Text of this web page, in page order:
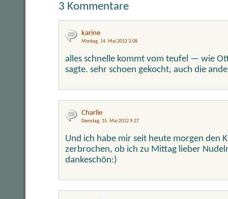
3 Kommentare
karine
Montag, 14. Mai 2012 3:08
alles schnelle kommt vom teufel — wie
sagte. sehr schoen gekocht, auch die
Charlie
Dienstag, 15. Mai 2012 9:27
Und ich habe mir seit heute morgen den
zerbrochen, ob ich zu Mittag lieber
dankeschön:)